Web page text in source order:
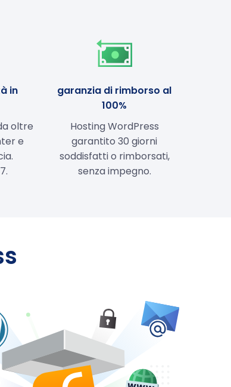
in
oltre
e
garanzia di rimborso al
100%
Hosting WordPress
garantito 30 giorni
soddisfatti o rimborsati,
senza impegno.